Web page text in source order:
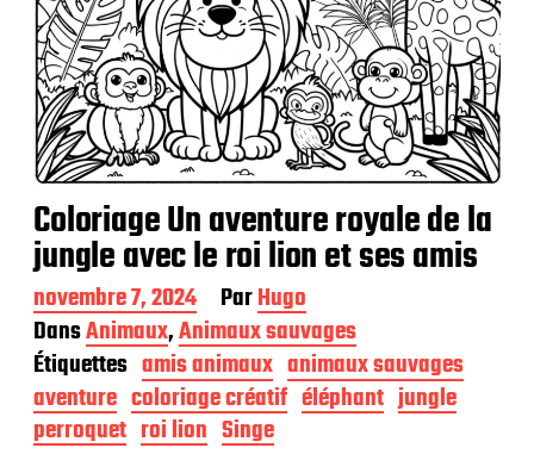
Coloriage Un aventure royale de la
jungle avec le roi lion et ses amis
D
a
t
e
d
e
p
novembre 7, 2024 ParHugo
DansAnimaux,Animaux sauvages
Étiquettes amis animaux animaux sauvages
aventure coloriage créatif éléphant jungle
perroquet roi lion Singe